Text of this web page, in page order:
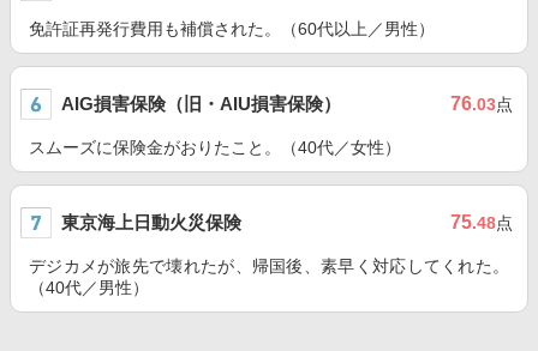
免許証再発行費用も補償された。（60代以上／男性）
AIG損害保険（旧・AIU損害保険） 76.03点
スムーズに保険金がおりたこと。（40代／女性）
東京海上日動火災保険 75.48点
デジカメが旅先で壊れたが、帰国後、素早く対応してくれた。
（40代／男性）